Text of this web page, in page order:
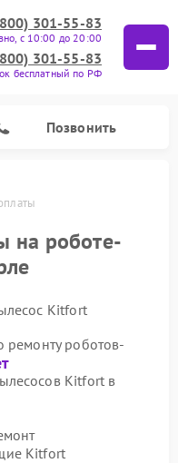
301-55-83
с 10:00 до 20:00
301-55-83
бесплатный по РФ
Позвонить
на роботе-
Kitfort
ремонту роботов-
Kitfort в
Kitfort